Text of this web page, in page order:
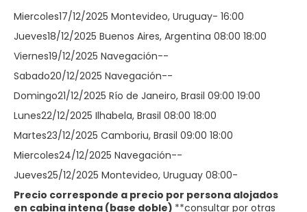
Miercoles17/12/2025 Montevideo, Uruguay- 16:00
Jueves18/12/2025 Buenos Aires, Argentina 08:00 18:00
Viernes19/12/2025 Navegación--
Sabado20/12/2025 Navegación--
Domingo21/12/2025 Río de Janeiro, Brasil 09:00 19:00
Lunes22/12/2025 Ilhabela, Brasil 08:00 18:00
Martes23/12/2025 Camboriu, Brasil 09:00 18:00
Miercoles24/12/2025 Navegación--
Jueves25/12/2025 Montevideo, Uruguay 08:00-
Precio corresponde a precio por persona alojados
en cabina intena (base doble) **consultar por otras